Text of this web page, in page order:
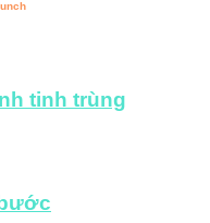
tinh trùng